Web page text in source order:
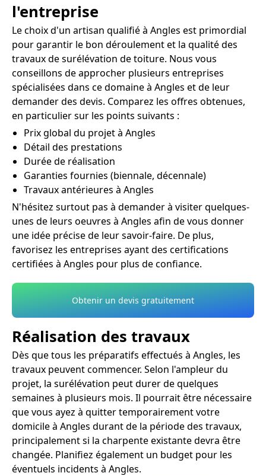
l'entreprise
Le choix d'un artisan qualifié à Angles est primordial
pour garantir le bon déroulement et la qualité des
travaux de surélévation de toiture. Nous vous
conseillons de approcher plusieurs entreprises
spécialisées dans ce domaine à Angles et de leur
demander des devis. Comparez les offres obtenues,
en particulier sur les points suivants :
Prix global du projet à Angles
Détail des prestations
Durée de réalisation
Garanties fournies (biennale, décennale)
Travaux antérieures à Angles
N'hésitez surtout pas à demander à visiter quelques-
unes de leurs oeuvres à Angles afin de vous donner
une idée précise de leur savoir-faire. De plus,
favorisez les entreprises ayant des certifications
certifiées à Angles pour plus de confiance.
Obtenir un devis gratuitement
Réalisation des travaux
Dès que tous les préparatifs effectués à Angles, les
travaux peuvent commencer. Selon l'ampleur du
projet, la surélévation peut durer de quelques
semaines à plusieurs mois. Il pourrait être nécessaire
que vous ayez à quitter temporairement votre
domicile à Angles durant de la période des travaux,
principalement si la charpente existante devra être
changée. Planifiez également un budget pour les
éventuels incidents à Angles.